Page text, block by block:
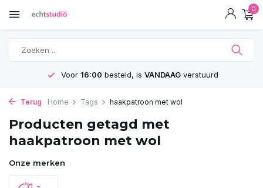
0
Voor 16:00 besteld, is VANDAAGverstuurd
Terug Home Tags haakpatroon met wol
Producten getagd met
haakpatroon met wol
Onze merken